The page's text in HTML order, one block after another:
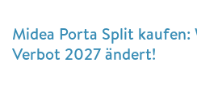
Midea Porta Split kaufen:
Verbot 2027 ändert!